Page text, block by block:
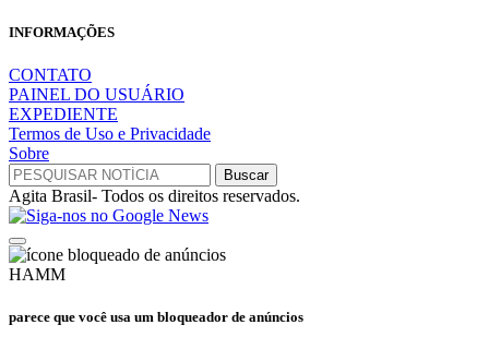
INFORMAÇÕES
CONTATO
PAINEL DO USUÁRIO
EXPEDIENTE
Termos de Uso e Privacidade
Sobre
Agita Brasil- Todos os direitos reservados.
HAMM
parece que você usa um bloqueador de anúncios